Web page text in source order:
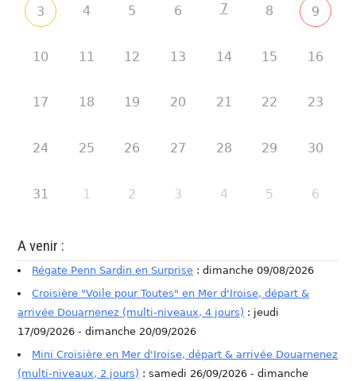
3 4 5 6 7 8 9
10 11 12 13 14 15 16
17 18 19 20 21 22 23
24 25 26 27 28 29 30
31 1 2 3 4 5 6
A venir :
Régate Penn Sardin en Surprise : dimanche 09/08/2026
Croisière "Voile pour Toutes" en Mer d'Iroise, départ &
arrivée Douarnenez (multi-niveaux, 4 jours) : jeudi
17/09/2026 - dimanche 20/09/2026
Mini Croisière en Mer d'Iroise, départ & arrivée Douarnenez
(multi-niveaux, 2 jours) : samedi 26/09/2026 - dimanche